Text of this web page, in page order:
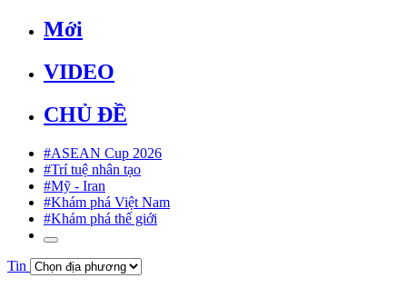
Mới
VIDEO
CHỦ ĐỀ
#ASEAN Cup 2026
#Trí tuệ nhân tạo
#Mỹ - Iran
#Khám phá Việt Nam
#Khám phá thế giới
Tin